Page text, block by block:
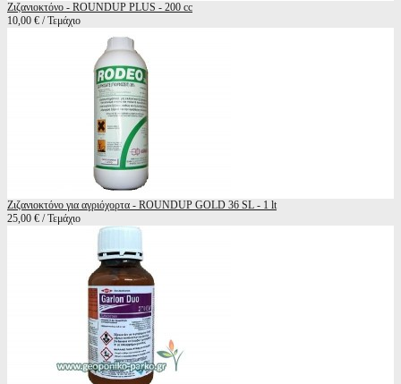
Ζιζανιοκτόνο - ROUNDUP PLUS - 200 cc
10,00 € / Τεμάχιο
Ζιζανιοκτόνο για αγριόχορτα - ROUNDUP GOLD 36 SL - 1 lt
25,00 € / Τεμάχιο